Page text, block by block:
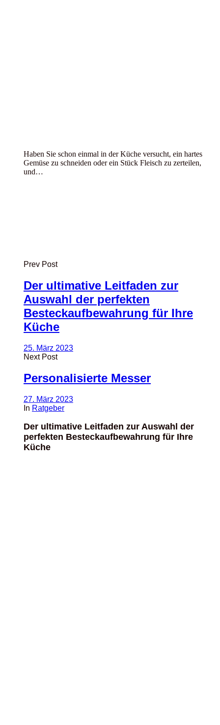
Haben Sie schon einmal in der Küche versucht, ein hartes
Gemüse zu schneiden oder ein Stück Fleisch zu zerteilen,
und…
Prev Post
Der ultimative Leitfaden zur
Auswahl der perfekten
Besteckaufbewahrung für Ihre
Küche
25. März 2023
Next Post
Personalisierte Messer
27. März 2023
In Ratgeber
Der ultimative Leitfaden zur Auswahl der
perfekten Besteckaufbewahrung für Ihre
Küche